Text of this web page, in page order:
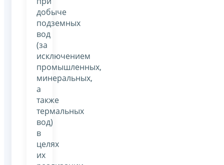
добыче
подземных
вод
(за
исключением
промышленных,
минеральных,
а
также
термальных
вод)
в
целях
их